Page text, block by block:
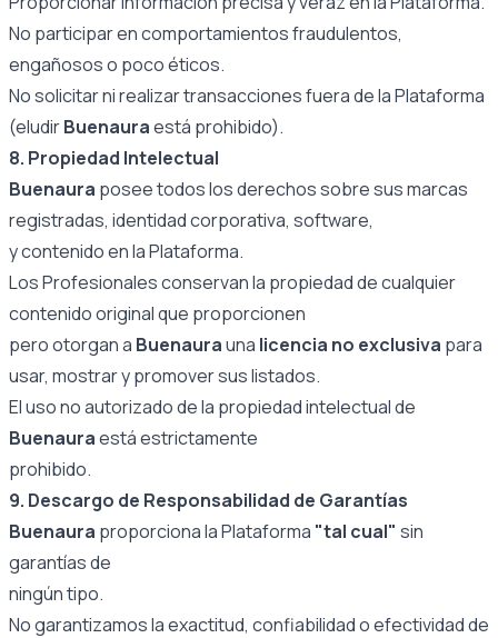
No participar en comportamientos fraudulentos,
engañosos o poco éticos.
No solicitar ni realizar transacciones fuera de la Plataforma
(eludirBuenauraestá prohibido).
8. Propiedad Intelectual
Buenaura posee todos los derechos sobre sus marcas
registradas, identidad corporativa, software,
y contenido en la Plataforma.
Los Profesionales conservan la propiedad de cualquier
contenido original que proporcionen
pero otorgan a Buenaurauna licencia no exclusiva para
usar, mostrar y promover sus listados.
El uso no autorizado de la propiedad intelectual de
Buenauraestá estrictamente
prohibido.
9. Descargo de Responsabilidad de Garantías
Buenaura proporciona la Plataforma "tal cual" sin
garantías de
ningún tipo.
No garantizamos la exactitud, confiabilidad o efectividad de